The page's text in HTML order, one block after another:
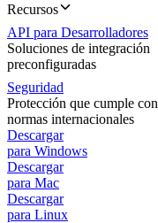
Recursos
API para Desarrolladores
Soluciones de integración
preconfiguradas
Seguridad
Protección que cumple
normas internacionales
Descargar
para Windows
Descargar
para Mac
Descargar
para Linux